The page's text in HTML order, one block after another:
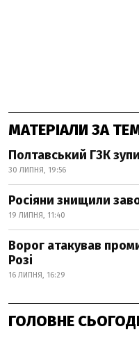
МАТЕРІАЛИ ЗА
Полтавський ГЗК
30 ЛИПНЯ, 19:56
Росіяни знищили
19 ЛИПНЯ, 11:40
Ворог атакував
Розі
16 ЛИПНЯ, 16:29
ГОЛОВНЕ